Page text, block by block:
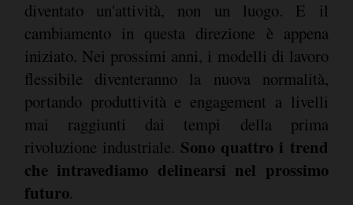
diventato un'attività, non un luogo. E il
cambiamento in questa direzione è appena
iniziato. Nei prossimi anni, i modelli di lavoro
flessibile diventeranno la nuova normalità,
portando produttività e engagement a livelli
mai raggiunti dai tempi della prima
rivoluzione industriale. Sono quattro i trend
che intravediamo delinearsi nel prossimo
futuro.